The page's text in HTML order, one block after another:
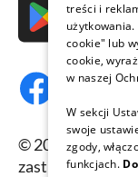
© 2026 Domy-
zastrzeżone.
treści i
cookie" lub
cookie,
w naszej
W sekcji
swoje
zgody,
funkcjach.